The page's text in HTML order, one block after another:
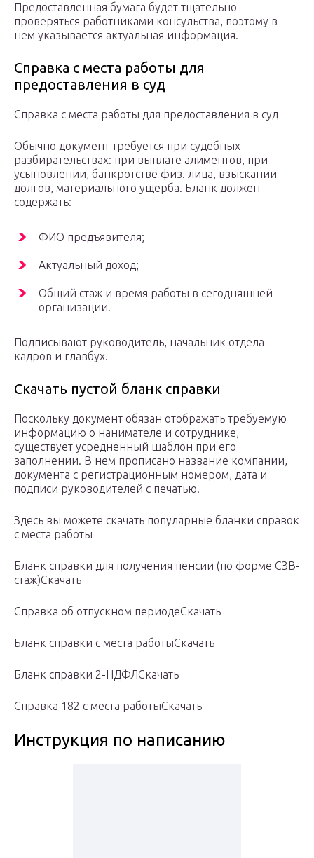
Предоставленная бумага будет тщательно
проверяться работниками консульства, поэтому в
нем указывается актуальная информация.
Справка с места работы для
предоставления в суд
Справка с места работы для предоставления в суд
Обычно документ требуется при судебных
разбирательствах: при выплате алиментов, при
усыновлении, банкротстве физ. лица, взыскании
долгов, материального ущерба. Бланк должен
содержать:
ФИО предъявителя;
Актуальный доход;
Общий стаж и время работы в сегодняшней
организации.
Подписывают руководитель, начальник отдела
кадров и главбух.
Скачать пустой бланк справки
Поскольку документ обязан отображать требуемую
информацию о нанимателе и сотруднике,
существует усредненный шаблон при его
заполнении. В нем прописано название компании,
документа с регистрационным номером, дата и
подписи руководителей с печатью.
Здесь вы можете скачать популярные бланки справок
с места работы
Бланк справки для получения пенсии (по форме СЗВ-
стаж)Скачать
Справка об отпускном периодеСкачать
Бланк справки с места работыСкачать
Бланк справки 2-НДФЛСкачать
Справка 182 с места работыСкачать
Инструкция по написанию